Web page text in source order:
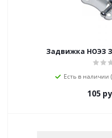
Задвижка НОЭЗ
Есть в наличии
105